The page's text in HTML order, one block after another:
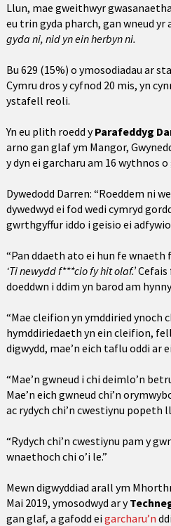
Llun, mae gweithwyr
eu trin gyda pharch, gan wneud yr
gyda ni, nid yn ein herbyn ni.
Bu 629 (15%) o ymosodiadau ar
Cymru dros y cyfnod 20 mis, yn
ystafell reoli.
Yn eu plith roedd yParafeddyg
arno gan glaf ym Mangor,
y dyn ei garcharu am 16 wythnos o
Dywedodd Darren: “Roeddem ni
dywedwyd ei fod wedi cymryd
gwrthgyffur iddo i geisio ei
“Pan ddaeth ato ei hun fe wnaeth
‘Ti newydd f***cio fy hit olaf.’Cefais
doeddwn i ddim yn barod am
“Mae cleifion yn ymddiried ynoch
hymddiriedaeth yn ein cleifion,
digwydd, mae’n eich taflu oddi ar
“Mae’n gwneud i chi deimlo’n
Mae’n eich gwneud chi’n
ac rydych chi’n cwestiynu popeth
“Rydych chi’n cwestiynu pam y
wnaethoch chi o’i le.”
Mewn digwyddiad arall ym
Mai 2019, ymosodwyd ar y
gan glaf, a gafodd ei garcharu’n